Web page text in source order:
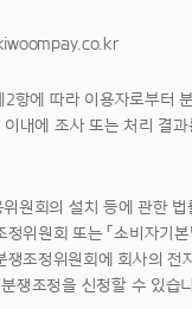
항에 따라 이용자로부터
내에 조사 또는 처리 결과
원회의 설치 등에 관한 법
위원회 또는 「소비자기본
쟁조정위원회에 회사의 전
쟁조정을 신청할 수 있습